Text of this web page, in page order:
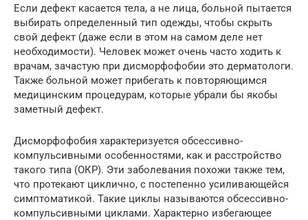
Если дефект касается тела, а не лица, больной пытается
выбирать определенный тип одежды, чтобы скрыть
свой дефект (даже если в этом на самом деле нет
необходимости). Человек может очень часто ходить к
врачам, зачастую при дисморфофобии это дерматологи.
Также больной может прибегать к повторяющимся
медицинским процедурам, которые убрали бы якобы
заметный дефект.
Дисморфофобия характеризуется обсессивно-
компульсивными особенностями, как и расстройство
такого типа (ОКР). Эти заболевания похожи также тем,
что протекают циклично, с постепенно усиливающейся
симптоматикой. Такие циклы называются обсессивно-
компульсивными циклами. Характерно избегающее